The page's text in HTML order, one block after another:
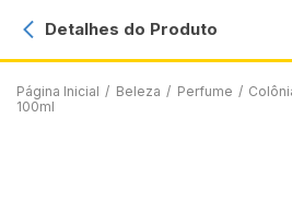
Página Inicial / Beleza / Perfume /
100ml
Detalhes do Produto